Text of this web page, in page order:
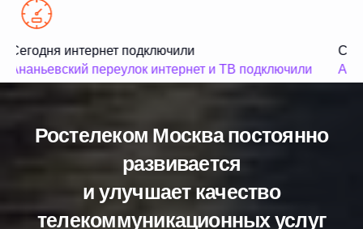
Сегодня интернет подключили
Ананьевский переулок интернет и ТВ подключили
Ростелеком Москва постоянно
развивается
и улучшает качество
телекоммуникационных услуг